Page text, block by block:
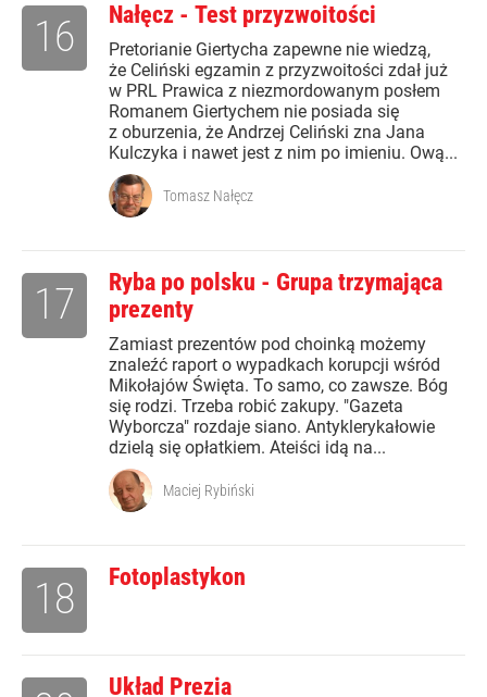
Nałęcz - Test przyzwoitości
Pretorianie Giertycha zapewne nie wiedzą,
że Celiński egzamin z przyzwoitości zdał już
w PRL Prawica z niezmordowanym posłem
Romanem Giertychem nie posiada się
z oburzenia, że Andrzej Celiński zna Jana
Kulczyka i nawet jest z nim po imieniu. Ową...
16
Tomasz Nałęcz
Ryba po polsku - Grupa trzymająca
prezenty
Zamiast prezentów pod choinką możemy
znaleźć raport o wypadkach korupcji wśród
Mikołajów Święta. To samo, co zawsze. Bóg
się rodzi. Trzeba robić zakupy. "Gazeta
Wyborcza" rozdaje siano. Antyklerykałowie
dzielą się opłatkiem. Ateiści idą na...
17
Maciej Rybiński
Fotoplastykon
18
Układ Prezia